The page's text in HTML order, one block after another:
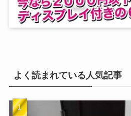
よく読まれている人気記事